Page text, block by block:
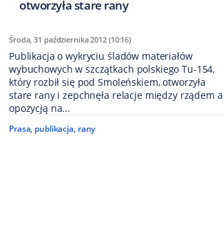
otworzyła stare rany
Środa, 31 października 2012 (10:16)
Publikacja o wykryciu śladów materiałów
wybuchowych w szczątkach polskiego Tu-154,
który rozbił się pod Smoleńskiem, otworzyła
stare rany i zepchnęła relacje między rządem a
opozycją na...
Prasa, publikacja, rany